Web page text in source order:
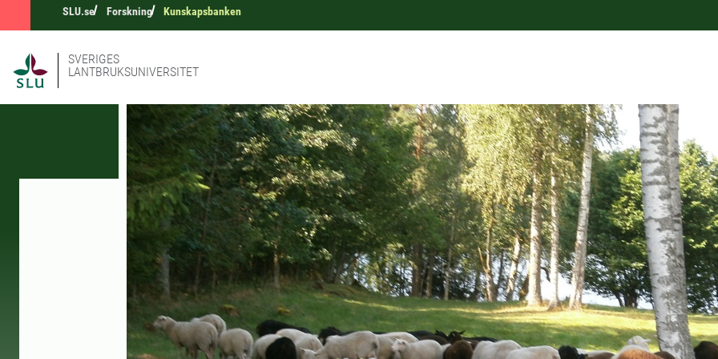
SLU.se Forskning Kunskapsbanken
SVERIGES
LANTBRUKSUNIVERSITET